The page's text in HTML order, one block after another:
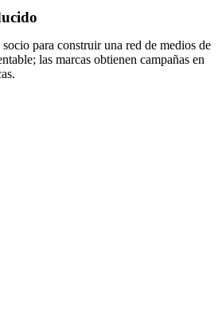
para construir una red de medios de
las marcas obtienen campañas en